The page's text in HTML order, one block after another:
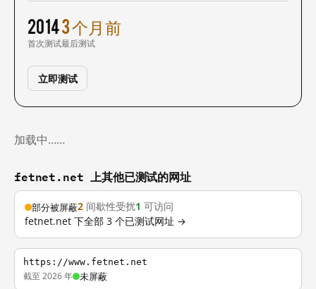
2014
首次测试
3 个月前
最后测试
立即测试
加载中……
fetnet.net 上其他已测试的网址
部分被屏蔽2 间歇性受扰1 可访问
fetnet.net 下全部 3 个已测试网址 →
https://www.fetnet.net
截至 2026 年 未屏蔽